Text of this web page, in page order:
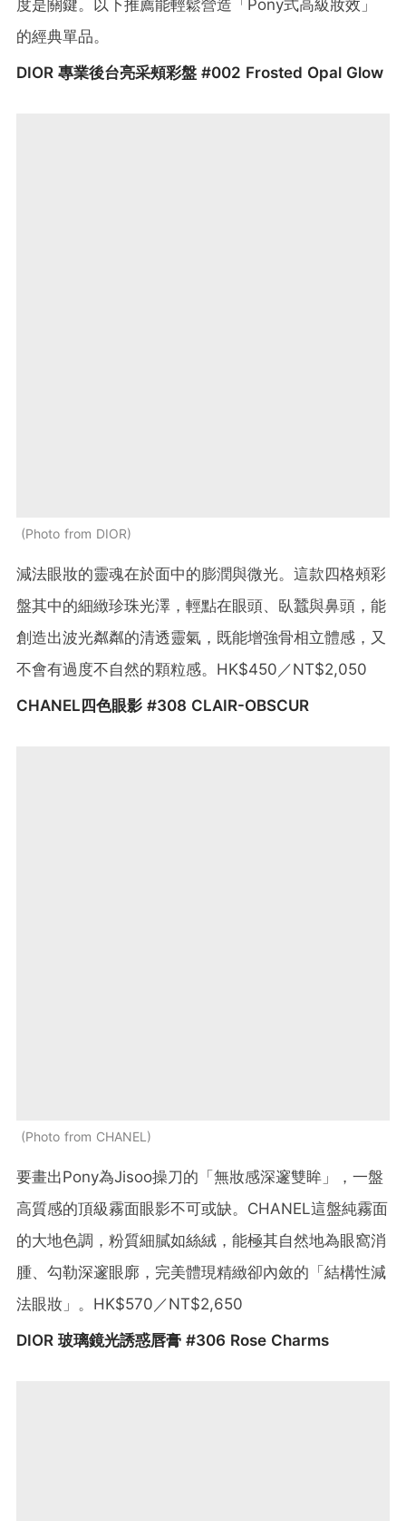
度是關鍵。以下推薦能輕鬆營造「Pony式高級妝效」
的經典單品。
DIOR 專業後台亮采頰彩盤 #002 Frosted Opal Glow
Photo from DIOR
減法眼妝的靈魂在於面中的膨潤與微光。這款四格頰彩
盤其中的細緻珍珠光澤，輕點在眼頭、臥蠶與鼻頭，能
創造出波光粼粼的清透靈氣，既能增強骨相立體感，又
不會有過度不自然的顆粒感。HK$450／NT$2,050
CHANEL四色眼影 #308 CLAIR-OBSCUR
Photo from CHANEL
要畫出Pony為Jisoo操刀的「無妝感深邃雙眸」，一盤
高質感的頂級霧面眼影不可或缺。CHANEL這盤純霧面
的大地色調，粉質細膩如絲絨，能極其自然地為眼窩消
腫、勾勒深邃眼廓，完美體現精緻卻內斂的「結構性減
法眼妝」。HK$570／NT$2,650
DIOR 玻璃鏡光誘惑唇膏 #306 Rose Charms